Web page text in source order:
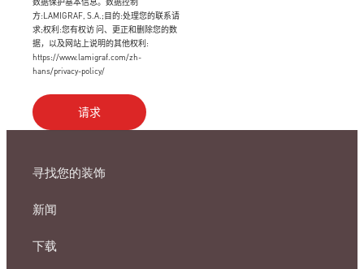
方:LAMIGRAF, S.A.;目的:处理您的联系请
求;权利:您有权访 问、更正和删除您的数
据，以及网站上说明的其他权利:
https://www.lamigraf.com/zh-
hans/privacy-policy/
寻找您的装饰
新闻
下载